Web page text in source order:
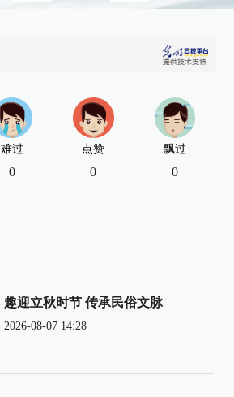
难过
0
点赞
0
飘过
0
趣迎立秋时节 传承民俗文脉
2026-08-07 14:28